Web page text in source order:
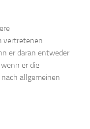
vertretenen
er daran entweder
er die
allgemeinen